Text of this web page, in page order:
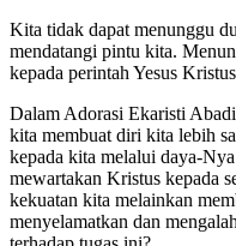
Kita tidak dapat menunggu
mendatangi pintu kita.
kepada perintah Yesus
Dalam Adorasi Ekaristi
kita membuat diri kita lebih
kepada kita melalui daya-
mewartakan Kristus kepada
kekuatan kita melainkan
menyelamatkan dan